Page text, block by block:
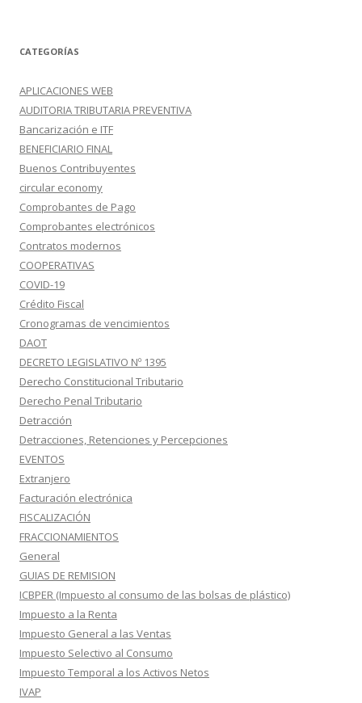
CATEGORÍAS
APLICACIONES WEB
AUDITORIA TRIBUTARIA PREVENTIVA
Bancarización e ITF
BENEFICIARIO FINAL
Buenos Contribuyentes
circular economy
Comprobantes de Pago
Comprobantes electrónicos
Contratos modernos
COOPERATIVAS
COVID-19
Crédito Fiscal
Cronogramas de vencimientos
DAOT
DECRETO LEGISLATIVO Nº 1395
Derecho Constitucional Tributario
Derecho Penal Tributario
Detracción
Detracciones, Retenciones y Percepciones
EVENTOS
Extranjero
Facturación electrónica
FISCALIZACIÓN
FRACCIONAMIENTOS
General
GUIAS DE REMISION
ICBPER (Impuesto al consumo de las bolsas de plástico)
Impuesto a la Renta
Impuesto General a las Ventas
Impuesto Selectivo al Consumo
Impuesto Temporal a los Activos Netos
IVAP